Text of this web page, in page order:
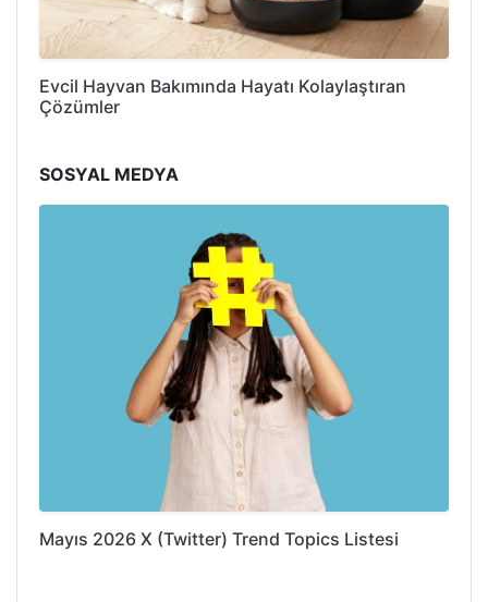
Evcil Hayvan Bakımında Hayatı Kolaylaştıran
Çözümler
SOSYAL MEDYA
Mayıs 2026 X (Twitter) Trend Topics Listesi